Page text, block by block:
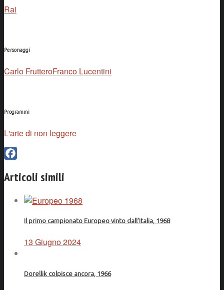
Rai
Personaggi
Carlo FrutteroFranco Lucentini
Programmi
L'arte di non leggere
Articoli simili
Il primo campionato Europeo vinto dall’Italia, 1968
13 Giugno 2024
Dorellik colpisce ancora, 1966